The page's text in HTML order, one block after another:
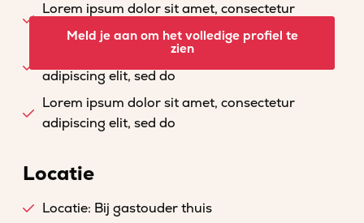
Lorem ipsum dolor sit amet, consectetur
adipiscing elit, sed do
Lorem ipsum dolor sit amet, consectetur
adipiscing elit, sed do
Lorem ipsum dolor sit amet, consectetur
adipiscing elit, sed do
Meld je aan om het volledige profiel te
zien
Locatie
Locatie: Bij gastouder thuis